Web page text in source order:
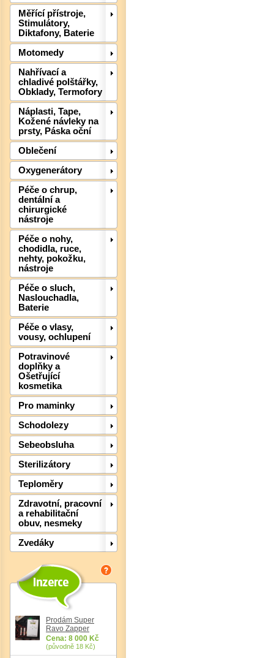
Měřící přístroje,
Stimulátory,
Diktafony, Baterie
Motomedy
Nahřívací a
chladivé polštářky,
Obklady, Termofory
Náplasti, Tape,
Kožené návleky na
prsty, Páska oční
Oblečení
Oxygenerátory
Péče o chrup,
dentální a
chirurgické
nástroje
Péče o nohy,
chodidla, ruce,
nehty, pokožku,
nástroje
Péče o sluch,
Naslouchadla,
Baterie
Péče o vlasy,
vousy, ochlupení
Potravinové
doplňky a
Ošetřující
kosmetika
Pro maminky
Schodolezy
Sebeobsluha
Sterilizátory
Teploměry
Zdravotní, pracovní
a rehabilitační
obuv, nesmeky
Zvedáky
Prodám Super
Ravo Zapper
Cena: 8 000 Kč
(původně 18 Kč)